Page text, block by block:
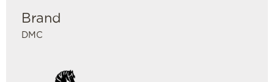
Brand
DMC